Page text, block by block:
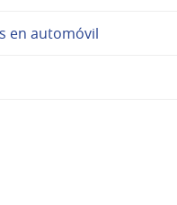
en automóvil